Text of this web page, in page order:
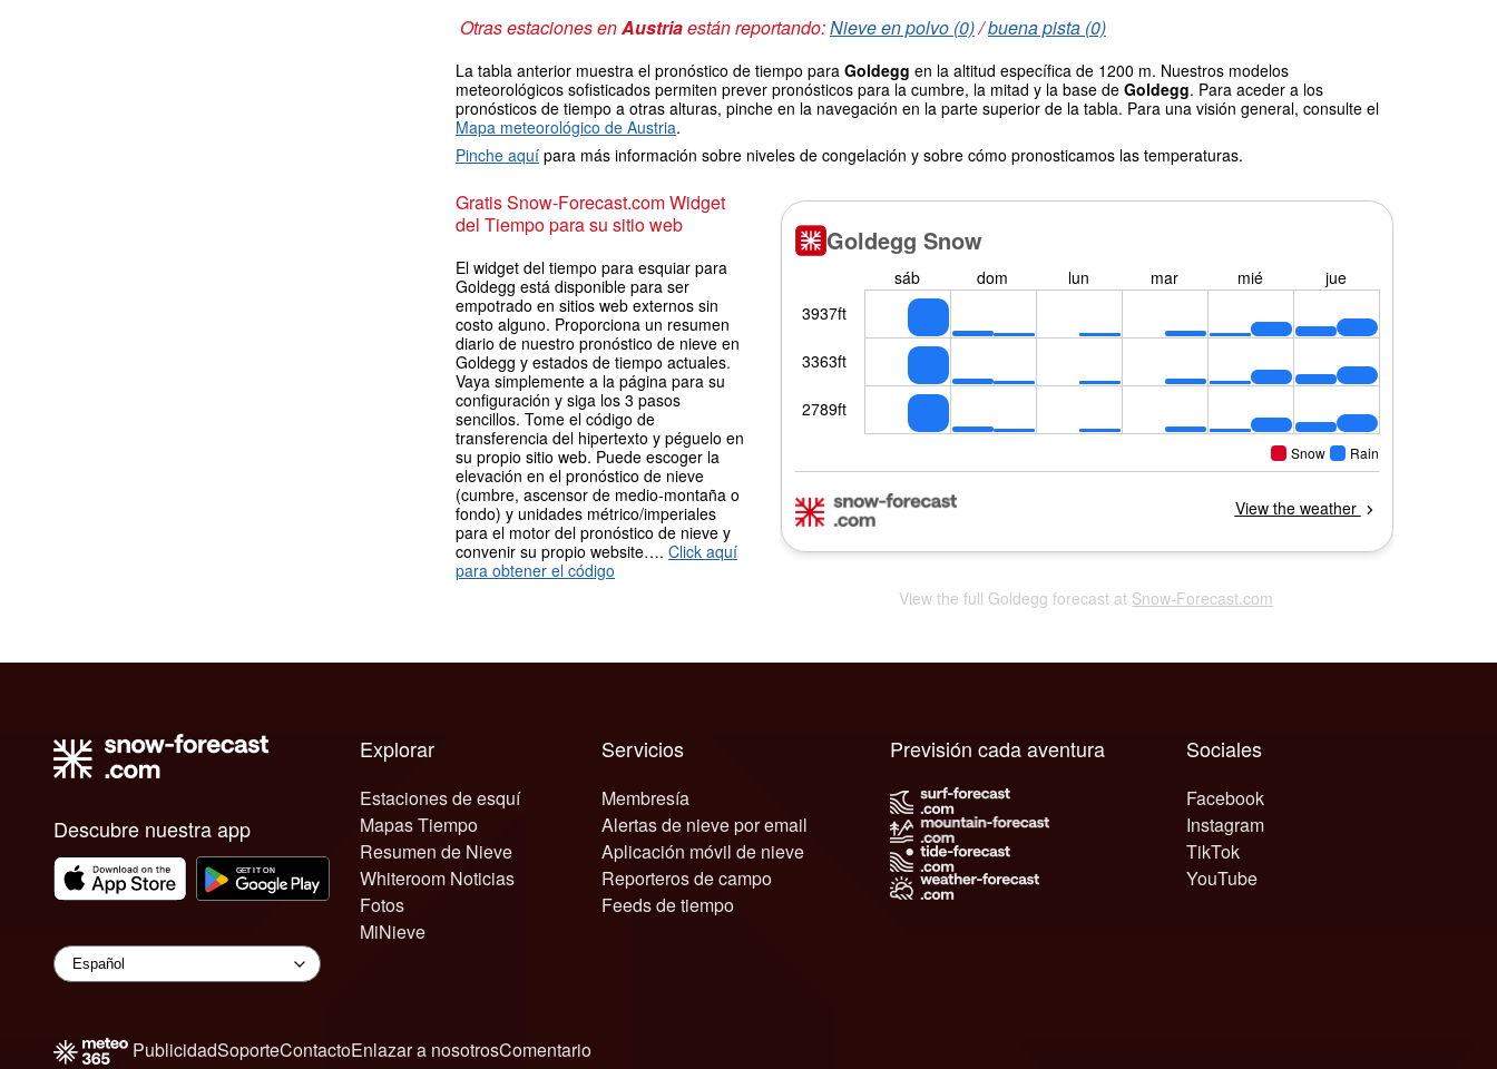
Otras estaciones enAustriaestán reportando:Nieve en polvo (0)/buena pista (0)
La tabla anterior muestra el pronóstico de tiempo para Goldegg en la altitud específica de 1200 m. Nuestros modelos
meteorológicos sofisticados permiten prever pronósticos para la cumbre, la mitad y la base de Goldegg. Para aceder a los
pronósticos de tiempo a otras alturas, pinche en la navegación en la parte superior de la tabla. Para una visión general, consulte el
Mapa meteorológico de Austria.
Pinche aquí para más información sobre niveles de congelación y sobre cómo pronosticamos las temperaturas.
Gratis Snow-Forecast.com Widget
del Tiempo para su sitio web
El widget del tiempo para esquiar para
Goldegg está disponible para ser
empotrado en sitios web externos sin
costo alguno. Proporciona un resumen
diario de nuestro pronóstico de nieve en
Goldegg y estados de tiempo actuales.
Vaya simplemente a la página para su
configuración y siga los 3 pasos
sencillos. Tome el código de
transferencia del hipertexto y péguelo en
su propio sitio web. Puede escoger la
elevación en el pronóstico de nieve
(cumbre, ascensor de medio-montaña o
fondo) y unidades métrico/imperiales
para el motor del pronóstico de nieve y
convenir su propio website…. Click aquí
para obtener el código
View the full Goldegg forecast at Snow-Forecast.com
Descubre nuestra app
Explorar
Estaciones de esquí
Mapas Tiempo
Resumen de Nieve
Whiteroom Noticias
Fotos
MiNieve
Servicios
Membresía
Alertas de nieve por email
Aplicación móvil de nieve
Reporteros de campo
Feeds de tiempo
Sociales
Facebook
Instagram
TikTok
YouTube
Previsión cada aventura
PublicidadSoporteContactoEnlazar a nosotrosComentario